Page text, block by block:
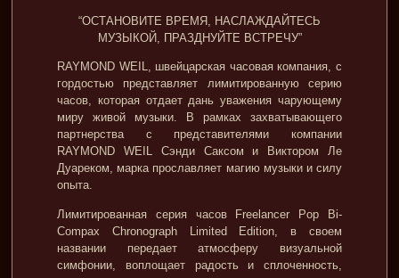
“ОСТАНОВИТЕ ВРЕМЯ, НАСЛАЖДАЙТЕСЬ
МУЗЫКОЙ, ПРАЗДНУЙТЕ ВСТРЕЧУ”
RAYMOND WEIL, швейцарская часовая компания, с
гордостью представляет лимитированную серию
часов, которая отдает дань уважения чарующему
миру живой музыки. В рамках захватывающего
партнерства с представителями компании
RAYMOND WEIL Сэнди Саксом и Виктором Ле
Дуареком, марка прославляет магию музыки и силу
опыта.
Лимитированная серия часов Freelancer Pop Bi-
Compax Chronograph Limited Edition, в своем
названии передает атмосферу визуальной
симфонии, воплощает радость и сплоченность,